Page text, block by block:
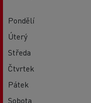
Pondělí
Úterý
Středa
Čtvrtek
Pátek
Sobota